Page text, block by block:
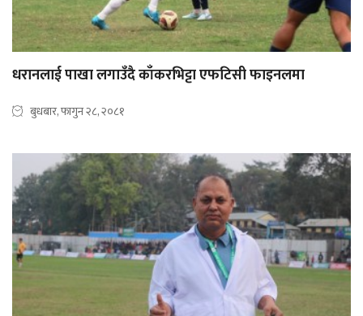
धरानलाई पाखा लगाउँदै काँकरभिट्टा एफटिसी फाइनलमा
बुधबार, फागुन २८, २०८१